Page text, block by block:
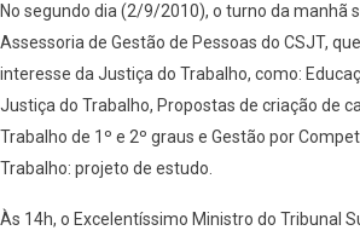
No segundo dia (2/9/2010), o turno da manhã
Assessoria de Gestão de Pessoas do CSJT,
interesse da Justiça do Trabalho, como:
Justiça do Trabalho, Propostas de criação de
Trabalho de 1º e 2º graus e Gestão por
Trabalho: projeto de estudo.
Às 14h, o Excelentíssimo Ministro do Tribunal